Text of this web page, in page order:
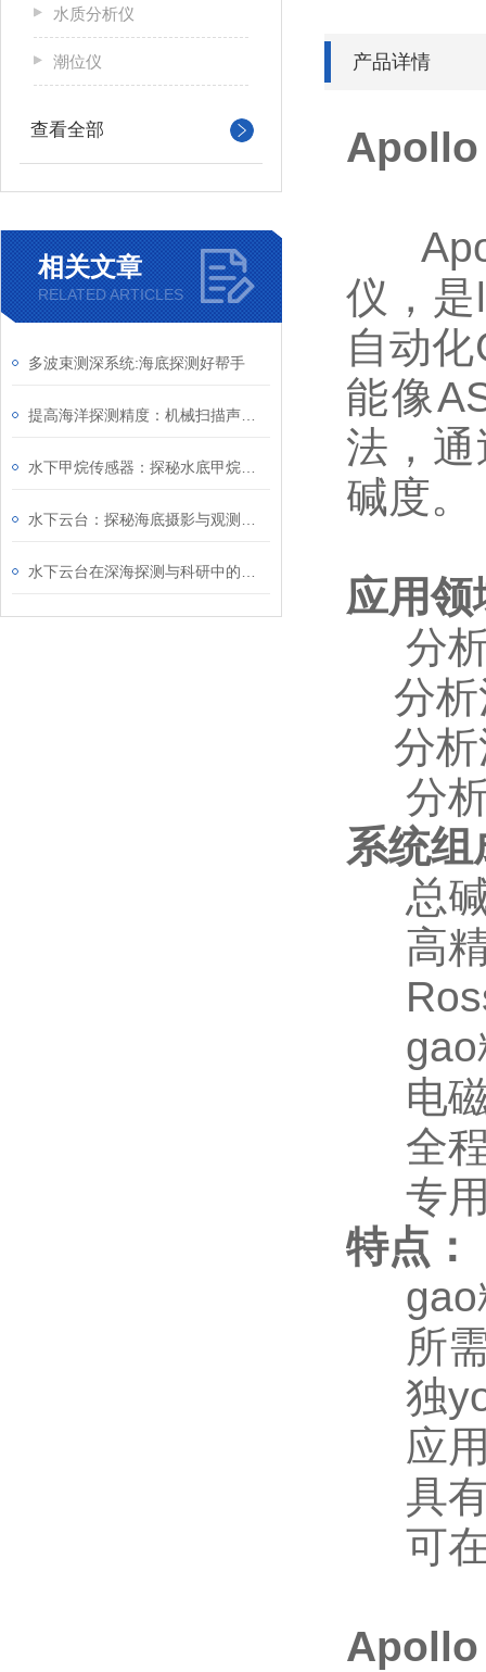
水质分析仪
潮位仪
查看全部
相关文章
RELATED ARTICLES
多波束测深系统:海底探测好帮手
产品详情
Apollo
仪，
自动
能像
法，
碱度。
应用领
分析
分析
分析
分析
系统组
总碱
高精
Ross
gao
电磁
全程
专用
特点：
gao
所需
独
应用
具有
可在
Apollo